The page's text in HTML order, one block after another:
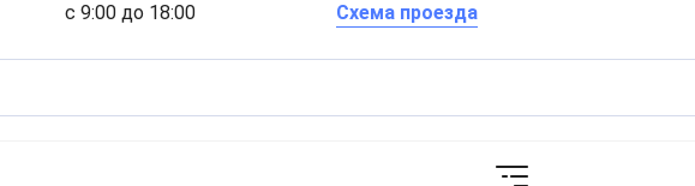
с 9:00 до 18:00
Схема проезда